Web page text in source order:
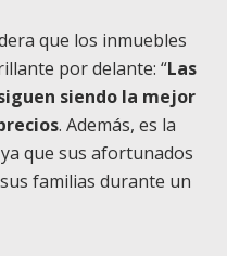
que los inmuebles
por delante: “Las
siendo la mejor
. Además, es la
que sus afortunados
familias durante un